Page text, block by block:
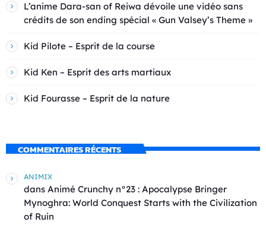
L’anime Dara-san of Reiwa dévoile une vidéo sans
crédits de son ending spécial « Gun Valsey’s Theme »
Kid Pilote – Esprit de la course
Kid Ken – Esprit des arts martiaux
Kid Fourasse – Esprit de la nature
COMMENTAIRES RÉCENTS
ANIMIX
dans Animé Crunchy n°23 : Apocalypse Bringer
Mynoghra: World Conquest Starts with the Civilization
of Ruin